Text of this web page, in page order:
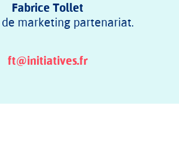
Fabrice Tollet
de marketing partenariat.
ft@initiatives.fr